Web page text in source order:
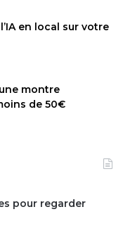
en local sur votre
montre
de 50€
pour regarder